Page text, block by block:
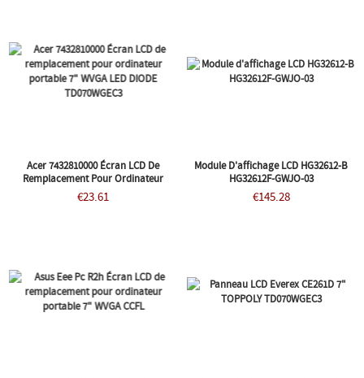
Acer 7432810000 Écran LCD De
Remplacement Pour Ordinateur
Portable 7" WVGA LED DIODE
TD070WGEC3
€23.61
Module D'affichage LCD HG32612-B
HG32612F-GWJO-03
€145.28